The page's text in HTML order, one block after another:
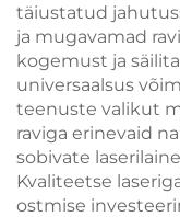
täiustatud
ja mugavamad
kogemust ja
universaalsus
teenuste valikut
raviga erinevaid
sobivate
Kvaliteetse
ostmise